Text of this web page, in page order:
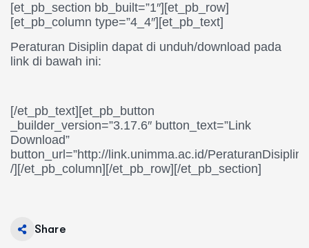
[et_pb_section bb_built=”1″][et_pb_row]
[et_pb_column type=”4_4″][et_pb_text]
Peraturan Disiplin dapat di unduh/download pada
link di bawah ini:
[/et_pb_text][et_pb_button
_builder_version=”3.17.6″ button_text=”Link
Download”
button_url=”http://link.unimma.ac.id/PeraturanDisiplin”
/][/et_pb_column][/et_pb_row][/et_pb_section]
Share